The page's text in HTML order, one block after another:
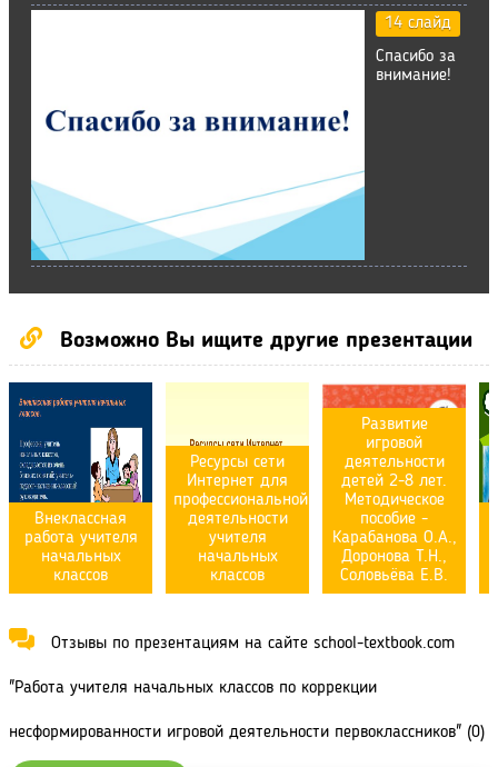
14 слайд
Спасибо за
внимание!
Возможно Вы ищите другие презентации
Внеклассная
работа учителя
начальных
классов
Ресурсы сети
Интернет для
профессиональной
деятельности
учителя
начальных
классов
Развитие
игровой
деятельности
детей 2-8 лет.
Методическое
пособие -
Карабанова О.А.,
Доронова Т.Н.,
Соловьёва Е.В.
Отзывы по презентациям на сайте school-textbook.com
"Работа учителя начальных классов по коррекции
несформированности игровой деятельности первоклассников" (0)